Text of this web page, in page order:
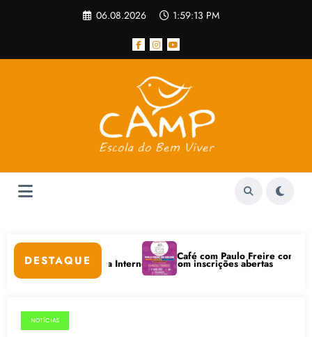
06.08.2026 1:59:13 PM
DESTAQUE
e Bem-Estar na Internet está com inscrições abertas
Café com Paulo Freire convida:
09.06.2015
NOTÍCIAS